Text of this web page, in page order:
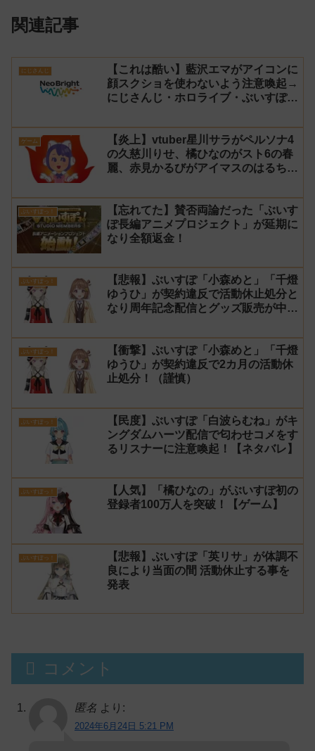
関連記事
にじさんじ
【これは酷い】藍沢エマがアイコンに
顔スクショを使わないよう注意喚起→
にじさんじ・ホロライブ・ぶいすぽ
イコンに使用したライバー事務所
「NeoBright（ネオブライト）」が謝
罪！
ゲーム
【炎上】vtuber星川サラがペルソナ4
の久慈川りせ、橘ひなのがスト6の春
麗、赤見かるびがアイマスのはるちは
ぶいすぽっ！
【忘れてた】賛否両論だった「ぶいす
ぽ長編アニメプロジェクト」が延期に
なり全額返金！
ぶいすぽっ！
【悲報】ぶいすぽ「小森めと」「千燈
ゆうひ」が契約違反で活動休止処分と
なり周年記念配信とグッズ販売が中
ぶいすぽっ！
【衝撃】ぶいすぽ「小森めと」「千燈
ゆうひ」が契約違反で2カ月の活動休
止処分！（謹慎）
ぶいすぽっ！
【民度】ぶいすぽ「白波らむね」がキ
ングダムハーツ配信で匂わせコメをす
るリスナーに注意喚起！【ネタバレ】
ぶいすぽっ！
【人気】「橘ひなの」がぶいすぽ初の
登録者100万人を突破！【ゲーム】
ぶいすぽっ！
【悲報】ぶいすぽ「英リサ」が体調不
良により当面の間 活動休止する事を
発表
コメント
匿名 より:
2024年6月24日 5:21 PM